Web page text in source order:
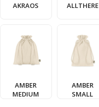
AKRAOS ALLTHERE
AMBER
MEDIUM
AMBER
SMALL